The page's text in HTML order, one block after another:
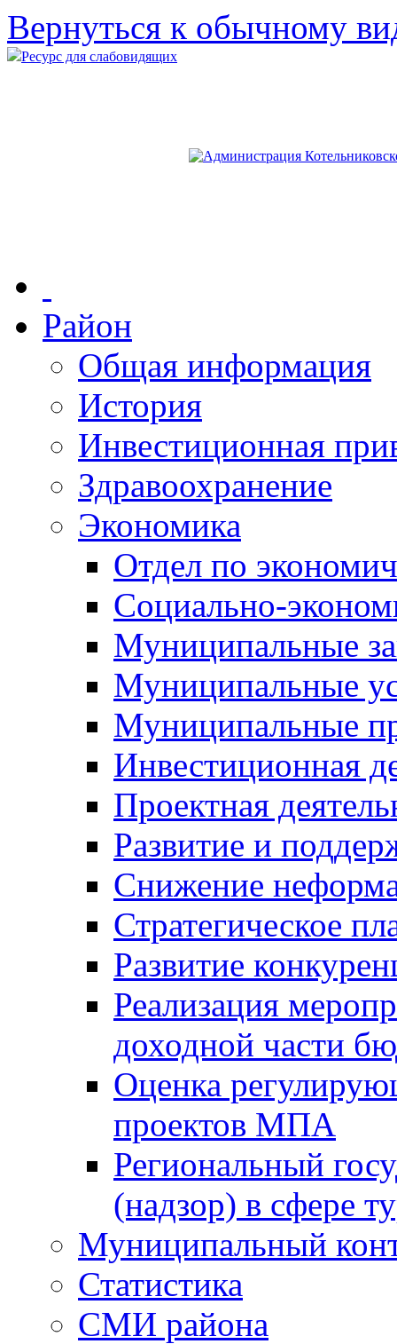
Вернуться к обычному
Ресурс для слабовидящих
Район
Общая информация
История
Инвестиционная
Здравоохранение
Экономика
Отдел по
Социально-
Муниципальные
Муниципальные
Муниципальные
Инвестиционная
Проектная
Развитие и
Снижение
Стратегическое
Развитие
Реализация
доходной части
Оценка
проектов МПА
Региональный
(надзор) в сфере
Муниципальный
Статистика
СМИ района